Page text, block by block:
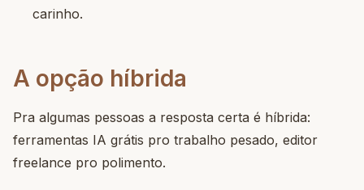
carinho.
A opção híbrida
Pra algumas pessoas a resposta certa é híbrida:
ferramentas IA grátis pro trabalho pesado, editor
freelance pro polimento.